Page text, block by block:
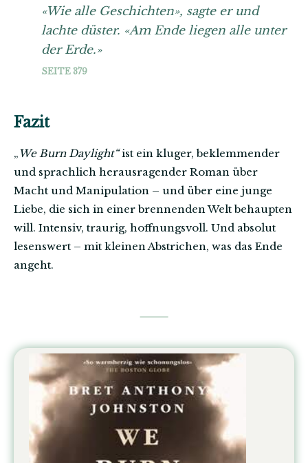
«Wie alle Geschichten», sagte er und
lachte düster. «Am Ende liegen alle unter
der Erde.»
SEITE 379
Fazit
„We Burn Daylight“ist ein kluger, beklemmender
und sprachlich herausragender Roman über
Macht und Manipulation – und über eine junge
Liebe, die sich in einer brennenden Welt behaupten
will. Intensiv, traurig, hoffnungsvoll. Und absolut
lesenswert – mit kleinen Abstrichen, was das Ende
angeht.